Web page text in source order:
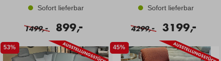
Sofort lieferbar
1499,- 899,
-
Sofort lieferbar
4299,- 3199,
-
53% 45%